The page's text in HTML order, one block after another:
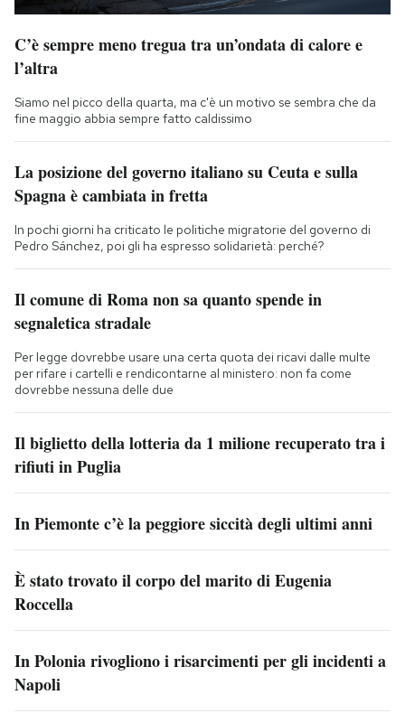
C’è sempre meno tregua tra un’ondata di calore e
l’altra
Siamo nel picco della quarta, ma c'è un motivo se sembra che da
fine maggio abbia sempre fatto caldissimo
La posizione del governo italiano su Ceuta e sulla
Spagna è cambiata in fretta
In pochi giorni ha criticato le politiche migratorie del governo di
Pedro Sánchez, poi gli ha espresso solidarietà: perché?
Il comune di Roma non sa quanto spende in
segnaletica stradale
Per legge dovrebbe usare una certa quota dei ricavi dalle multe
per rifare i cartelli e rendicontarne al ministero: non fa come
dovrebbe nessuna delle due
Il biglietto della lotteria da 1 milione recuperato tra i
rifiuti in Puglia
In Piemonte c’è la peggiore siccità degli ultimi anni
È stato trovato il corpo del marito di Eugenia
Roccella
In Polonia rivogliono i risarcimenti per gli incidenti a
Napoli